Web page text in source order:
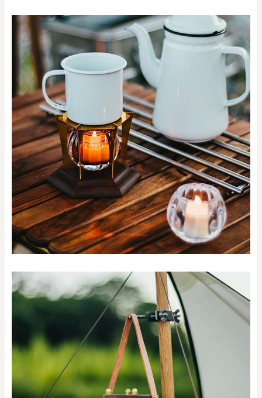
価格で探す
20000
円 ～ 円
クリア
色で探す